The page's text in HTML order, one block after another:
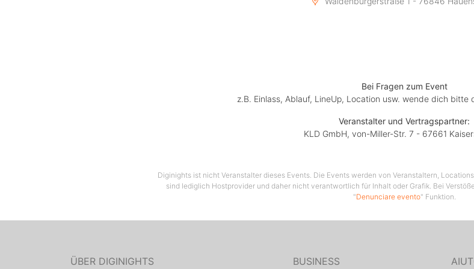
Bei Fragen zum Event
z.B. Einlass, Ablauf, LineUp, Location usw. wende dich bitte
Veranstalter und Vertragspartner:
KLD GmbH, von-Miller-Str. 7 - 67661
Diginights ist nicht Veranstalter dieses Events. Die Events werden von Veranstaltern,
sind lediglich Hostprovider und daher nicht verantwortlich für Inhalt oder Grafik. Bei
"Denunciare evento" Funktion.
ÜBER DIGINIGHTS BUSINESS